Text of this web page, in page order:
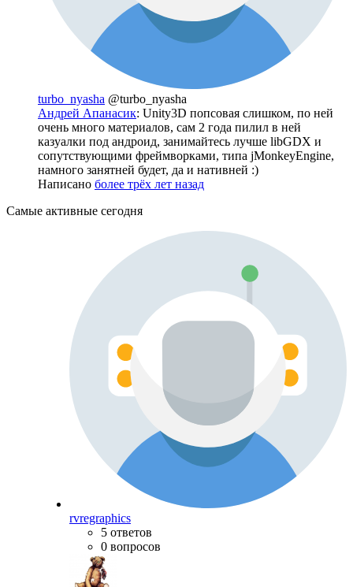
turbo_nyasha @turbo_nyasha
Андрей Апанасик: Unity3D попсовая слишком, по ней
очень много материалов, сам 2 года пилил в ней
казуалки под андроид, занимайтесь лучше libGDX и
сопутствующими фреймворками, типа jMonkeyEngine,
намного занятней будет, да и нативней :)
Написано более трёх лет назад
Самые активные сегодня
rvregraphics
5 ответов
0 вопросов